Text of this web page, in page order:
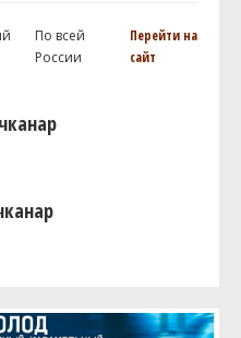
По всей
России
Перейти на
сайт